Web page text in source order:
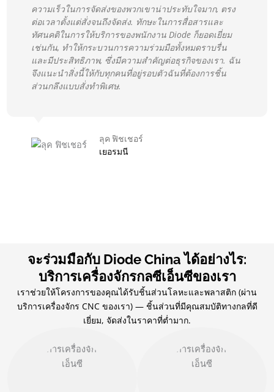
ความเร็วในการจัดส่งของพวกเขาน่าประทับใจมาก, ตรง
ต่อเวลาตั้งแต่สั่งจนถึงจัดส่ง. ทักษะในการสื่อสารและ
ทัศนคติในการให้บริการของพนักงาน Diode ก็ยอดเยี่ยม
เช่นกัน, ทำให้กระบวนการความร่วมมือทั้งหมดราบรื่น
และมีประสิทธิภาพ, ซึ่งมีความสำคัญต่อธุรกิจของเรา. ฉัน
จึงแนะนำสิ่งนี้ให้กับทุกคนที่อยู่รอบตัวฉันที่ต้องการชิ้น
ส่วนกลึงแบบสั่งทำพิเศษ.
ลุค ฟิชเชอร์
เยอรมนี
จะร่วมมือกับ Diode China ได้อย่างไร:
บริการเครื่องจักรกลซีเอ็นซีของเรา
เราช่วยให้โครงการของคุณได้รับชิ้นส่วนโลหะและพลาสติก (ผ่าน
บริการเครื่องจักร CNC ของเรา) — ชิ้นส่วนที่มีคุณสมบัติทางกลที่ดี
เยี่ยม, จัดส่งในราคาที่ต่ำมาก.